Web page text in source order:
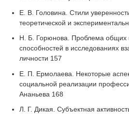
Е. В. Головина. Стили
теоретической и
Н. Б. Горюнова. Проблема общих
способностей в исследованиях
личности 157
Е. П. Ермолаева. Некоторые
социальной реализации
Ананьева 168
Л. Г. Дикая. Субъектная